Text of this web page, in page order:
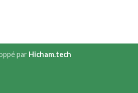
par Hicham.tech